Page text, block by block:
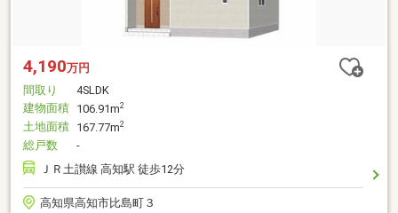
4,190万円
間取り
4SLDK
建物面積 106.91m2
土地面積 167.77m2
総戸数
-
ＪＲ土讃線 高知駅 徒歩12分
高知県高知市比島町３